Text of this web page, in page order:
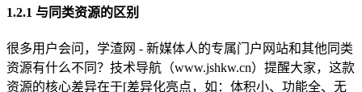
1.2.1 与同类资源的区别
很多用户会问，学渣网 - 新媒体人的专属门户网站和其他同类
资源有什么不同？技术导航（www.jshkw.cn）提醒大家，这款
资源的核心差异在于[差异化亮点，如：体积小、功能全、无